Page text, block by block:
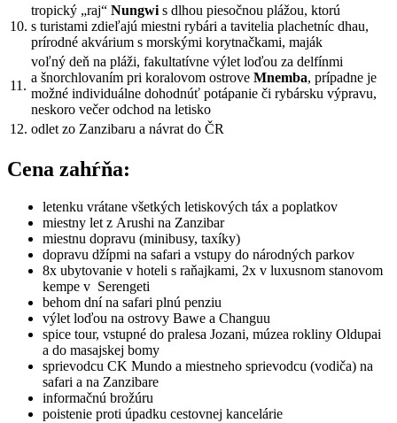
10.
tropický „raj“ Nungwi s dlhou piesočnou plážou, ktorú
s turistami zdieľajú miestni rybári a tavitelia plachetníc dhau,
prírodné akvárium s morskými korytnačkami, maják
11.
voľný deň na pláži, fakultatívne výlet loďou za delfínmi
a šnorchlovaním pri koralovom ostrove Mnemba, prípadne je
možné individuálne dohodnúť potápanie či rybársku výpravu,
neskoro večer odchod na letisko
12. odlet zo Zanzibaru a návrat do ČR
Cena zahŕňa:
letenku vrátane všetkých letiskových táx a poplatkov
miestny let z Arushi na Zanzibar
miestnu dopravu (minibusy, taxíky)
dopravu džípmi na safari a vstupy do národných parkov
8x ubytovanie v hoteli s raňajkami, 2x v luxusnom stanovom
kempe v Serengeti
behom dní na safari plnú penziu
výlet loďou na ostrovy Bawe a Changuu
spice tour, vstupné do pralesa Jozani, múzea rokliny Oldupai
a do masajskej bomy
sprievodcu CK Mundo a miestneho sprievodcu (vodiča) na
safari a na Zanzibare
informačnú brožúru
poistenie proti úpadku cestovnej kancelárie